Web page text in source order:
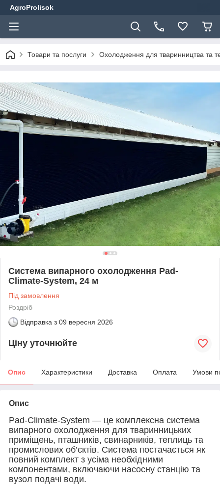
AgroProlisok
Товари та послуги Охолодження для тваринництва та
Система випарного охолодження Pad-
Climate-System, 24 м
Під замовлення
Роздріб
Відправка з 09 вересня 2026
Ціну уточнюйте
Опис Характеристики Доставка Оплата Умови
Опис
Pad-Climate-System — це комплексна система
випарного охолодження для тваринницьких
приміщень, пташників, свинарників, теплиць та
промислових об’єктів. Система постачається як
повний комплект з усіма необхідними
компонентами, включаючи насосну станцію та
вузол подачі води.